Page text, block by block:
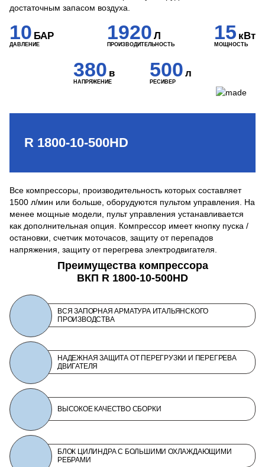
достаточным запасом воздуха.
10 БАР
ДАВЛЕНИЕ
1920 Л
ПРОИЗВОДИТЕЛЬНОСТЬ
15 кВт
МОЩНОСТЬ
380 в
НАПРЯЖЕНИЕ
500 л
РЕСИВЕР
R 1800-10-500HD
Все компрессоры, производительность которых составляет
1500 л/мин или больше, оборудуются пультом управления. На
менее мощные модели, пульт управления устанавливается
как дополнительная опция. Компрессор имеет кнопку пуска /
остановки, счетчик моточасов, защиту от перепадов
напряжения, защиту от перегрева электродвигателя.
Преимущества компрессора
ВКП R 1800-10-500HD
ВСЯ ЗАПОРНАЯ АРМАТУРА ИТАЛЬЯНСКОГО
ПРОИЗВОДСТВА
НАДЕЖНАЯ ЗАЩИТА ОТ ПЕРЕГРУЗКИ И ПЕРЕГРЕВА
ДВИГАТЕЛЯ
ВЫСОКОЕ КАЧЕСТВО СБОРКИ
БЛОК ЦИЛИНДРА С БОЛЬШИМИ ОХЛАЖДАЮЩИМИ
РЕБРАМИ